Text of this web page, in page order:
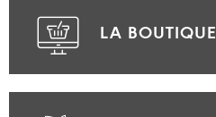
LA BOUTIQUE